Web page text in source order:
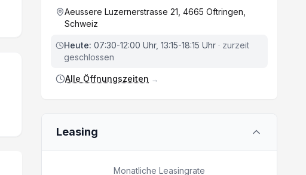
Aeussere Luzernerstrasse 21, 4665 Oftringen,
Schweiz
Heute: 07:30-12:00 Uhr, 13:15-18:15 Uhr· zurzeit
geschlossen
Alle Öffnungszeiten →
Leasing
Monatliche Leasingrate